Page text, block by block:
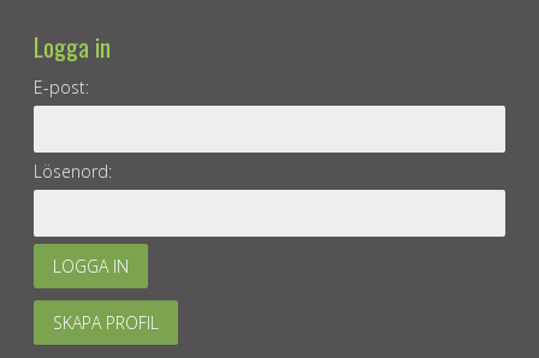
Logga in
E-post:
Lösenord:
LOGGA IN
SKAPA PROFIL